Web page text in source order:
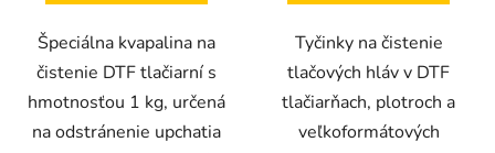
Špeciálna kvapalina na
čistenie DTF tlačiarní s
hmotnosťou 1 kg, určená
na odstránenie upchatia
Tyčinky na čistenie
tlačových hláv v DTF
tlačiarňach, plotroch a
veľkoformátových